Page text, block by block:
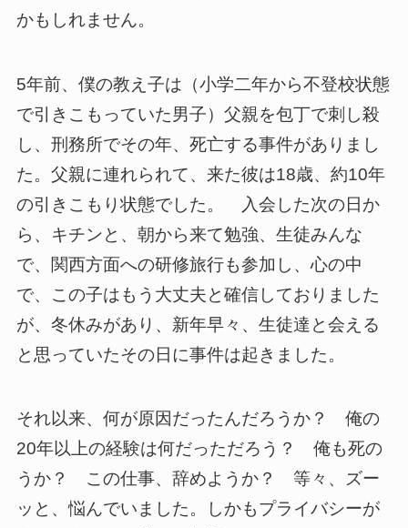
かもしれません。
5年前、僕の教え子は（小学二年から不登校状態
で引きこもっていた男子）父親を包丁で刺し殺
し、刑務所でその年、死亡する事件がありまし
た。父親に連れられて、来た彼は18歳、約10年
の引きこもり状態でした。 入会した次の日か
ら、キチンと、朝から来て勉強、生徒みんな
で、関西方面への研修旅行も参加し、心の中
で、この子はもう大丈夫と確信しておりました
が、冬休みがあり、新年早々、生徒達と会える
と思っていたその日に事件は起きました。
それ以来、何が原因だったんだろうか？ 俺の
20年以上の経験は何だっただろう？ 俺も死の
うか？ この仕事、辞めようか？ 等々、ズー
ッと、悩んでいました。しかもプライバシーが